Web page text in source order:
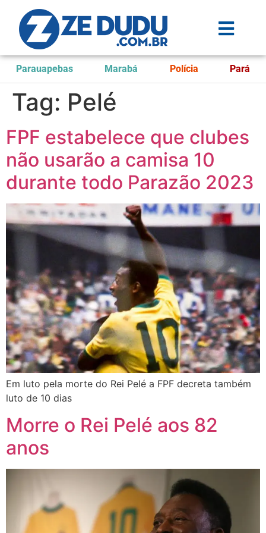
Parauapebas Marabá Polícia Pará
Tag: Pelé
FPF estabelece que clubes
não usarão a camisa 10
durante todo Parazão 2023
Em luto pela morte do Rei Pelé a FPF decreta também
luto de 10 dias
Morre o Rei Pelé aos 82
anos